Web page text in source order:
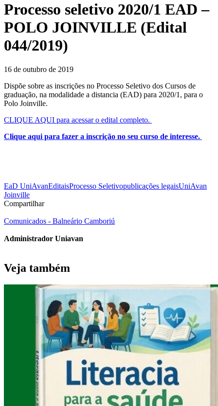
Processo seletivo 2020/1 EAD –
POLO JOINVILLE (Edital
044/2019)
16 de outubro de 2019
Dispõe sobre as inscrições no Processo Seletivo dos Cursos de
graduação, na modalidade a distancia (EAD) para 2020/1, para o
Polo Joinville.
CLIQUE AQUI para acessar o edital completo.
Clique aqui para fazer a inscrição no seu curso de interesse.
EaD UniAvanEditaisProcesso Seletivopublicações legaisUniAvan
Joinville
Compartilhar
Comunicados - Balneário Camboriú
Administrador Uniavan
Veja também